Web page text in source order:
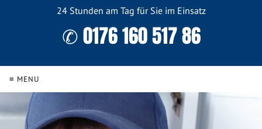
24 Stunden am Tag für Sie im Einsatz
✆ 0176 160 517 86
≡ MENU